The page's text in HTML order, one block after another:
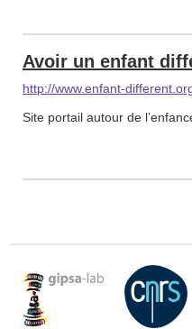
Avoir un enfant
http://www.enfant-
Site portail autour de